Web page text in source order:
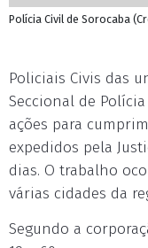
Polícia Civil de Sorocaba
Policiais Civis das
Seccional de
ações para
expedidos pela
dias. O trabalho
várias cidades da
Segundo a